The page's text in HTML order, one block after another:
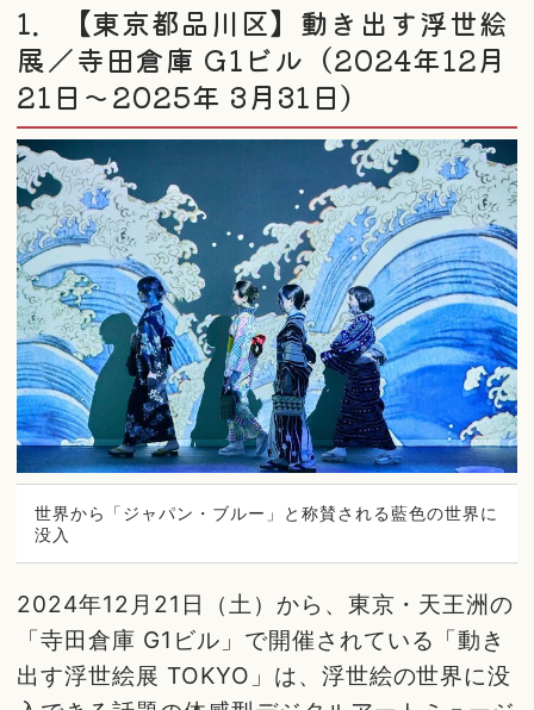
1．【東京都品川区】動き出す浮世絵
展／寺田倉庫 G1ビル（2024年12月
21日～2025年 3月31日）
世界から「ジャパン・ブルー」と称賛される藍色の世界に
没入
2024年12月21日（土）から、東京・天王洲の
「寺田倉庫 G1ビル」で開催されている「動き
出す浮世絵展 TOKYO」は、浮世絵の世界に没